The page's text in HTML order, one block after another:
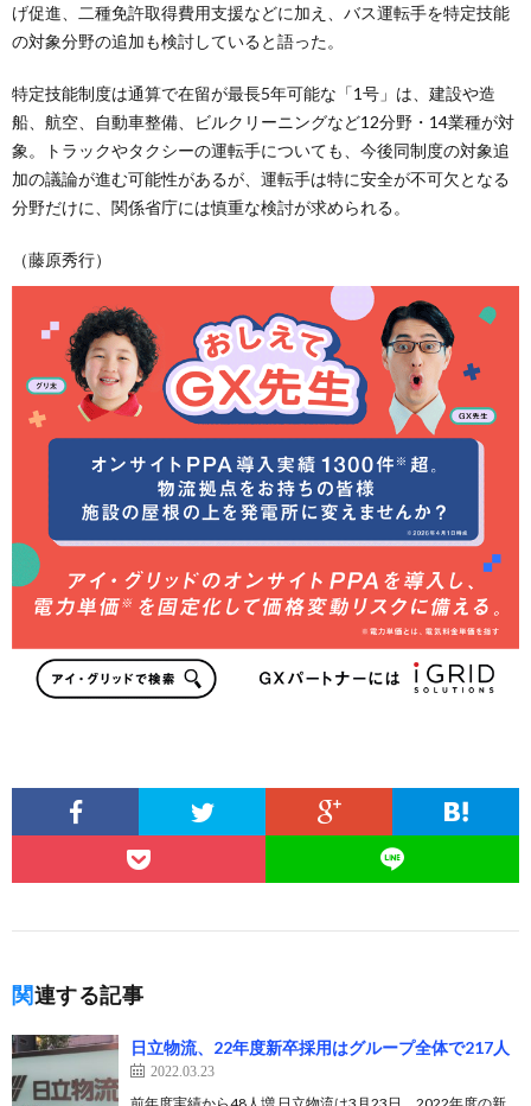
げ促進、二種免許取得費用支援などに加え、バス運転手を特定技能
の対象分野の追加も検討していると語った。
特定技能制度は通算で在留が最長5年可能な「1号」は、建設や造
船、航空、自動車整備、ビルクリーニングなど12分野・14業種が対
象。トラックやタクシーの運転手についても、今後同制度の対象追
加の議論が進む可能性があるが、運転手は特に安全が不可欠となる
分野だけに、関係省庁には慎重な検討が求められる。
（藤原秀行）
関連する記事
日立物流、22年度新卒採用はグループ全体で217人
2022.03.23